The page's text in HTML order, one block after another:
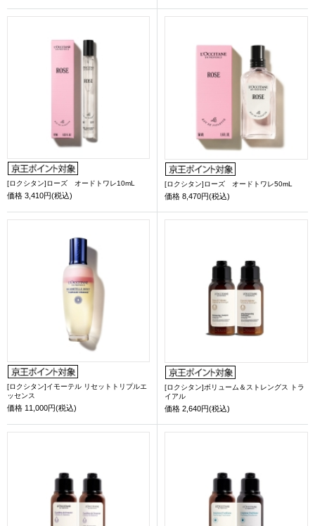
[ロクシタン]ローズ オードトワレ10mL
価格 3,410円(税込)
[ロクシタン]ローズ オードトワレ50mL
価格 8,470円(税込)
[ロクシタン]イモーテル リセットトリプルエ
ッセンス
価格 11,000円(税込)
[ロクシタン]ボリューム＆ストレングス トラ
イアル
価格 2,640円(税込)